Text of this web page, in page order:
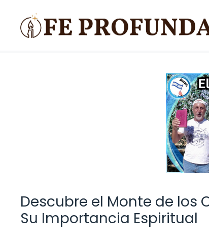
contenido
Descubre el Monte de los
Su Importancia Espiritual